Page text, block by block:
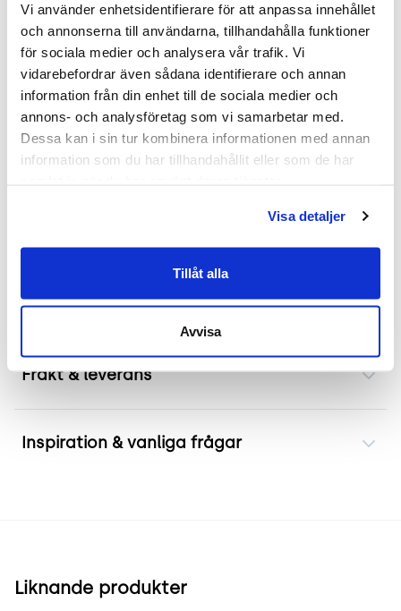
Vi använder enhetsidentifierare för att anpassa innehållet
och annonserna till användarna, tillhandahålla funktioner
för sociala medier och analysera vår trafik. Vi
vidarebefordrar även sådana identifierare och annan
information från din enhet till de sociala medier och
annons- och analysföretag som vi samarbetar med.
Dessa kan i sin tur kombinera informationen med annan
information som du har tillhandahållit eller som de har
Visa detaljer
Tillåt alla
Avvisa
2 års garanti
Mer om Island
Sittpuffen Island från Offecct är en mångsidig
möbel som erbjuder flera användningsområden.
Dess design tillgodoser behov av både
funktionalitet och estetik. Möjligheten att
dekorativt element gör den till ett utmärkt val för
material såsom plywood och massivt trä samt
klädd i slitstarkt Alcantaratyg i en vacker blå
nyans.
Frakt & leverans
Inspiration & vanliga frågar
Liknande produkter